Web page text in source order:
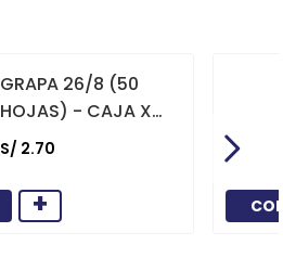
GRAPA 26/8 (50
HOJAS) - CAJA X
1000
S/ 2.70
+